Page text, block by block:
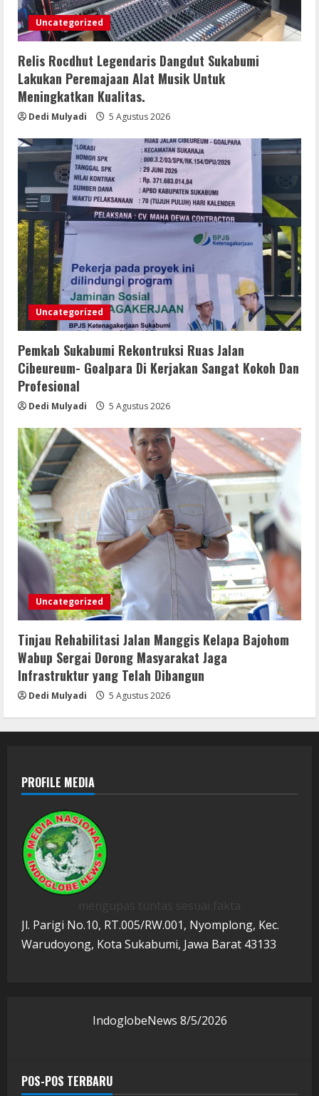
Uncategorized
Relis Rocdhut Legendaris Dangdut Sukabumi
Lakukan Peremajaan Alat Musik Untuk
Meningkatkan Kualitas.
Dedi Mulyadi 5 Agustus 2026
Uncategorized
Pemkab Sukabumi Rekontruksi Ruas Jalan
Cibeureum- Goalpara Di Kerjakan Sangat Kokoh Dan
Profesional
Dedi Mulyadi 5 Agustus 2026
Uncategorized
Tinjau Rehabilitasi Jalan Manggis Kelapa Bajohom
Wabup Sergai Dorong Masyarakat Jaga
Infrastruktur yang Telah Dibangun
Dedi Mulyadi 5 Agustus 2026
PROFILE MEDIA
Jl. Parigi No.10, RT.005/RW.001, Nyomplong, Kec.
Warudoyong, Kota Sukabumi, Jawa Barat 43133
IndoglobeNews 8/5/2026
POS-POS TERBARU